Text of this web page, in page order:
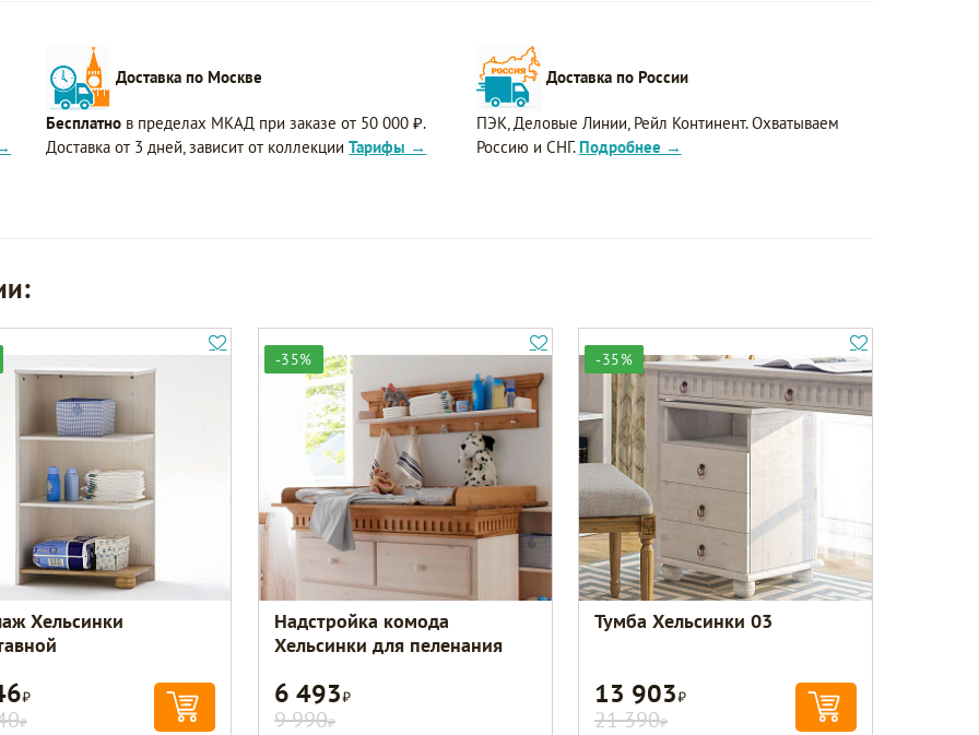
Доставка по Москве
Бесплатно в пределах МКАД при заказе от 50 000 ₽.
Доставка от 3 дней, зависит от коллекцииТарифы →
Доставка по России
ПЭК, Деловые Линии, Рейл Континент. Охватываем
Россию и СНГ. Подробнее →
Хельсинки
Р
Р
-35%
Надстройка комода
Хельсинки для пеленания
6 493Р
9 990Р
-35%
Тумба Хельсинки 03
13 903Р
21 390Р